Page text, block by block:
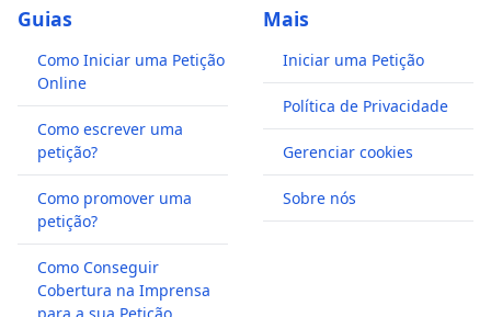
Guias
Como Iniciar uma Petição
Online
Como escrever uma
petição?
Como promover uma
petição?
Como Conseguir
Cobertura na Imprensa
Mais
Iniciar uma Petição
Política de Privacidade
Gerenciar cookies
Sobre nós